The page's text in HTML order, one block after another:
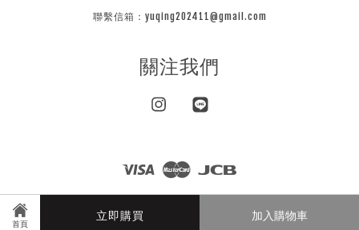
首頁
立即購買 加入購物車
聯繫信箱：yuqing202411@gmail.com
關注我們
Instagram
Visa Master